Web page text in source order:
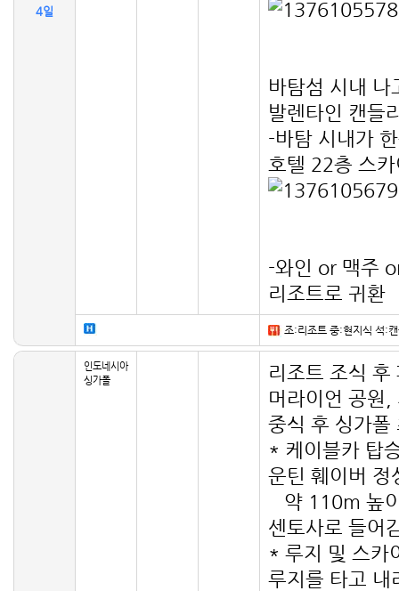
4일
바탐섬 시내
발렌타인 캔들
-바탐 시내가
호텔 22층 스
-와인 or 맥주
리조트로 귀환
조:리조트 중:현지식 석:
인도네시아
싱가폴
리조트 조식
머라이언 공원
중식 후 싱가폴
* 케이블카 탑
운틴 훼이버 정
약 110m 높
센토사로 들어
* 루지 및 스카
루지를 타고 내